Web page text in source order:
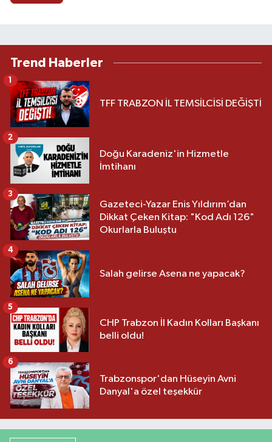
Trend Haberler
TFF TRABZON İL TEMSİLCİSİ DEĞİŞTİ
1
Doğu Karadeniz'in Hizmetle
İmtihanı
2
Gazeteci-Yazar Enis Yıldırım’dan
Dikkat Çeken Kitap: "Kod Adı 126"
Okurlarla Buluştu
3
Salah gelirse Asena ne yapacak?
4
CHP Trabzon İl Kadın Kolları Başkanı
belli oldu!
5
Trabzonspor'dan Hüseyin Avni
Danyal'a özel teşekkür
6